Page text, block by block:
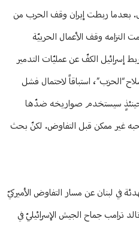
بعدما ربطت إيران وقف الحرب من
وقف الأعمال الحربيّة
إسرائيل الكفّ عن عمليّات التدمير
“الحزب”، استباقاً لاحتمال فشل
سيستخدم صواريخه ضدّها
غير ممكن قبل التفاوض. لكنّ بحث
في لبنان عن مسار التفاوض الأميركيّ
ترامب جماح الجيش الإسرائيليّ في